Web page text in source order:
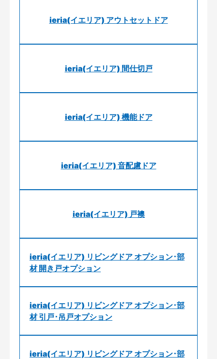
ieria(イエリア) アウトセットドア
ieria(イエリア) 間仕切戸
ieria(イエリア) 機能ドア
ieria(イエリア) 音配慮ドア
ieria(イエリア) 戸襖
ieria(イエリア) リビングドア オプション･部
材 開き戸オプション
ieria(イエリア) リビングドア オプション･部
材 引戸･吊戸オプション
ieria(イエリア) リビングドア オプション･部